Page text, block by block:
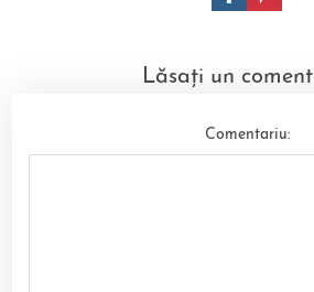
Lăsați un
Comentariu: